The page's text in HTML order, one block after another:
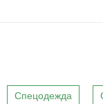
Спецодежда